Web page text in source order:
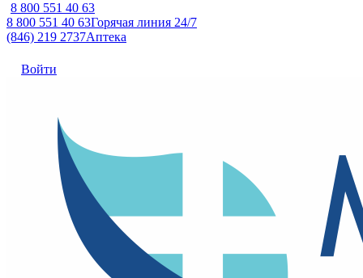
8 800 551 40 63
8 800 551 40 63Горячая линия 24/7
(846) 219 2737Аптека
Войти